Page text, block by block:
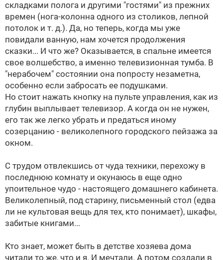
складками полога и другими "гостями" из прежних
времен (нога-колонна одного из столиков, лепной
потолок и т. д.). Да, но теперь, когда мы уже
повидали ванную, нам хочется продолжения
сказки... И что же? Оказывается, в спальне имеется
свое волшебство, а именно телевизионная тумба. В
"нерабочем" состоянии она попросту незаметна,
особенно если забросать ее подушками.
Но стоит нажать кнопку на пульте управления, как из
глубин выплывает телевизор. А когда он не нужен,
его так же легко убрать и предаться иному
созерцанию - великолепного городского пейзажа за
окном.
С трудом отвлекшись от чуда техники, перехожу в
последнюю комнату и окунаюсь в еще одно
упоительное чудо - настоящего домашнего кабинета.
Великолепный, под старину, письменный стол (едва
ли не культовая вещь для тех, кто понимает), шкафы,
забитые книгами...
Кто знает, может быть в детстве хозяева дома
читали то же, что и я. И мечтали. А потом создали в